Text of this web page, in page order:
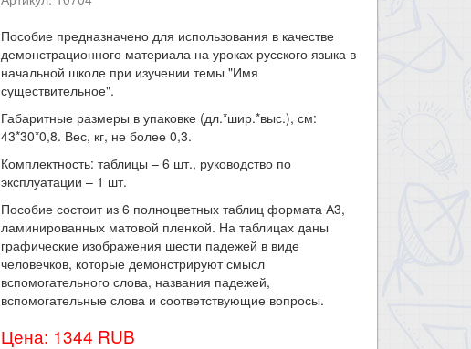
Пособие предназначено для использования в качестве
демонстрационного материала на уроках русского языка в
начальной школе при изучении темы "Имя
существительное".
Габаритные размеры в упаковке (дл.*шир.*выс.), см:
43*30*0,8. Вес, кг, не более 0,3.
Комплектность: таблицы – 6 шт., руководство по
эксплуатации – 1 шт.
Пособие состоит из 6 полноцветных таблиц формата А3,
ламинированных матовой пленкой. На таблицах даны
графические изображения шести падежей в виде
человечков, которые демонстрируют смысл
вспомогательного слова, названия падежей,
вспомогательные слова и соответствующие вопросы.
Цена: 1344 RUB